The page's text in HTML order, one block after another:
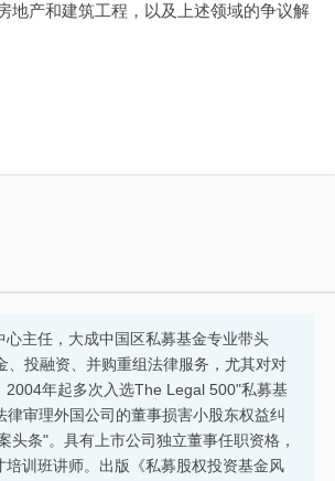
地产和建筑工程，以及上述领域的争议解
主任，大成中国区私募基金专业带头
、投融资、并购重组法律服务，尤其对对
年起多次入选The Legal 500"私募基
审理外国公司的董事损害小股东权益纠
条"。具有上市公司独立董事任职资格，
训班讲师。出版《私募股权投资基金风